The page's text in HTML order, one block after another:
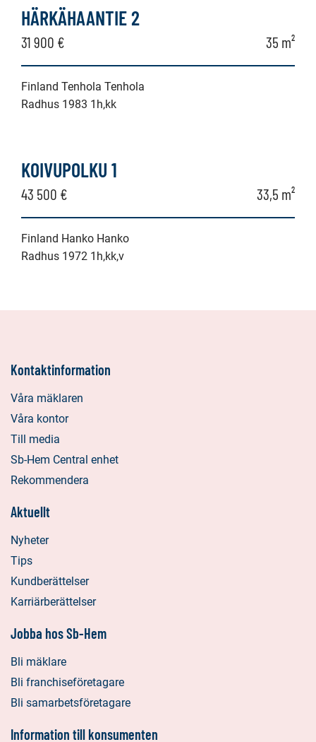
HÄRKÄHAANTIE 2
31 900 € 35 m²
Finland Tenhola Tenhola
Radhus 1983 1h,kk
KOIVUPOLKU 1
43 500 € 33,5 m²
Finland Hanko Hanko
Radhus 1972 1h,kk,v
Kontaktinformation
Våra mäklaren
Våra kontor
Till media
Sb-Hem Central enhet
Rekommendera
Aktuellt
Nyheter
Tips
Kundberättelser
Karriärberättelser
Jobba hos Sb-Hem
Bli mäklare
Bli franchiseföretagare
Bli samarbetsföretagare
Information till konsumenten